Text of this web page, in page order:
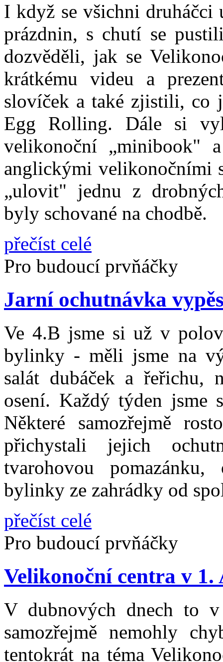
I když se všichni druháčci
prázdnin, s chutí se
dozvěděli, jak se
krátkému videu a
slovíček a také zjistili, co
Egg Rolling. Dále si
velikonoční „minibook"
anglickými velikonočními
„ulovit" jednu z
byly schované na chodbě.
přečíst celé
Pro budoucí prvňáčky
Jarní ochutnávka
Ve 4.B jsme si už v
bylinky - měli jsme na
salát dubáček a řeřichu,
osení. Každý týden jsme
Některé samozřejmě
přichystali jejich
tvarohovou
bylinky ze zahrádky od
přečíst celé
Pro budoucí prvňáčky
Velikonoční centra v 1.
V dubnových dnech to
samozřejmě nemohly
tentokrát na téma